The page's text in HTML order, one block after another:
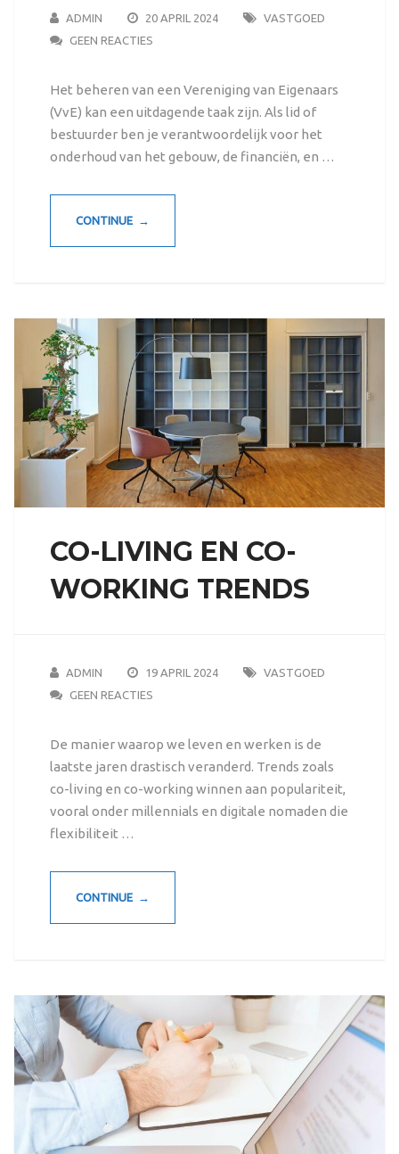
ADMIN 20 APRIL 2024
VASTGOED
GEEN REACTIES
Het beheren van een Vereniging van Eigenaars
(VvE) kan een uitdagende taak zijn. Als lid of
bestuurder ben je verantwoordelijk voor het
onderhoud van het gebouw, de financiën, en …
CONTINUE →
CO-LIVING EN CO-
WORKING TRENDS
ADMIN 19 APRIL 2024
VASTGOED
GEEN REACTIES
De manier waarop we leven en werken is de
laatste jaren drastisch veranderd. Trends zoals
co-living en co-working winnen aan populariteit,
vooral onder millennials en digitale nomaden die
flexibiliteit …
CONTINUE →